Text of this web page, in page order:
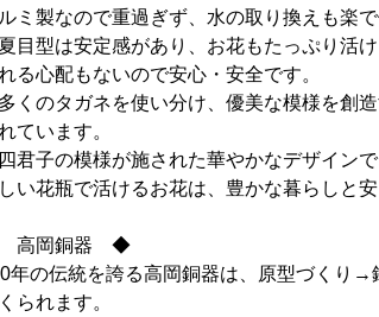
ミ製なので重過ぎず、水の取り換えも楽で
目型は安定感があり、お花もたっぷり活け
る心配もないので安心・安全です。
くのタガネを使い分け、優美な模様を創
ています。
君子の模様が施された華やかなデザイン
い花瓶で活けるお花は、豊かな暮らしと
岡銅器 ◆
年の伝統を誇る高岡銅器は、原型づくり
られます。